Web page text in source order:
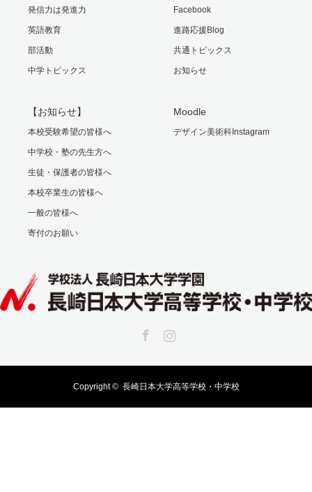
発信力は発進力
英語教育
部活動
中学トピックス
Facebook
進路応援Blog
共通トピックス
お知らせ
【お知らせ】
本校受験希望の皆様へ
中学校・塾の先生方へ
生徒・保護者の皆様へ
本校卒業生の皆様へ
一般の皆様へ
寄付のお願い
Moodle
デザイン美術科Instagram
Copyright © 長崎日本大学高等学校・中学校